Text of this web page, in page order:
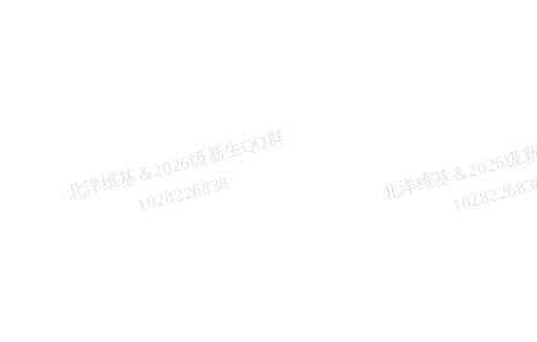
北
洋
维
基
＆
2
0
2
6
级
新
生
Q
Q
群
1
0
2
8
2
2
6
8
3
8